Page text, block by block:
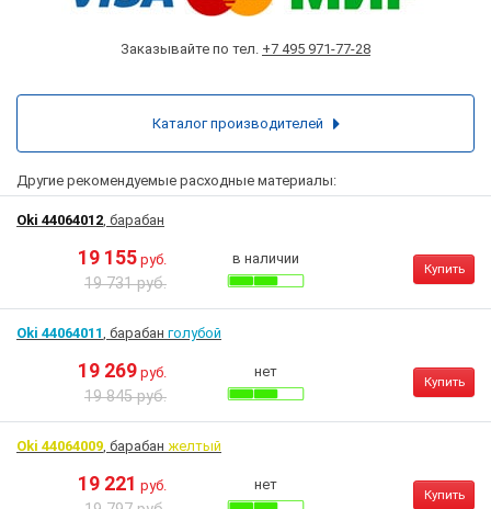
Заказывайте по тел. +7 495 971-77-28
Другие рекомендуемые расходные материалы:
Oki 44064012, барабан
19 155 руб.
19 731 руб.
в наличии
Купить
Oki 44064011, барабан голубой
19 269 руб.
19 845 руб.
нет
Купить
Oki 44064009, барабан желтый
19 221 руб. нет
Купить